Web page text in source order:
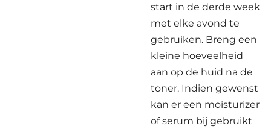
start in de derde week
met elke avond te
gebruiken. Breng een
kleine hoeveelheid
aan op de huid na de
toner. Indien gewenst
kan er een moisturizer
of serum bij gebruikt